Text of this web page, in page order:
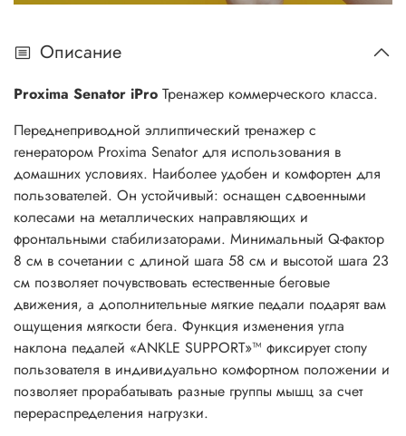
Описание
Proxima Senator iPro Тренажер коммерческого класса.
Переднеприводной эллиптический тренажер с
генератором Proxima Senator для использования в
домашних условиях. Наиболее удобен и комфортен для
пользователей. Он устойчивый: оснащен сдвоенными
колесами на металлических направляющих и
фронтальными стабилизаторами. Минимальный Q-фактор
8 см в сочетании с длиной шага 58 см и высотой шага 23
см позволяет почувствовать естественные беговые
движения, а дополнительные мягкие педали подарят вам
ощущения мягкости бега. Функция изменения угла
наклона педалей «ANKLE SUPPORT»™ фиксирует стопу
пользователя в индивидуально комфортном положении и
позволяет прорабатывать разные группы мышц за счет
перераспределения нагрузки.